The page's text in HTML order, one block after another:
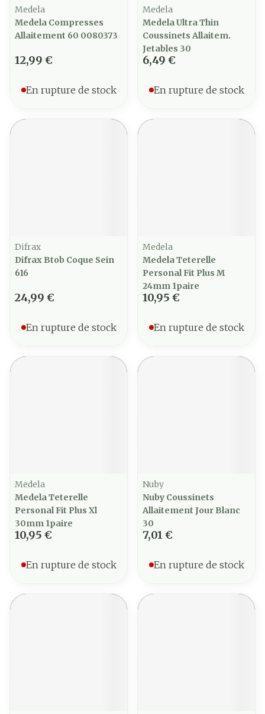
Medela
Medela Compresses
Allaitement 60 0080373
12,99 €
En rupture de stock
Medela
Medela Ultra Thin
Coussinets Allaitem.
Jetables 30
6,49 €
En rupture de stock
Difrax
Difrax Btob Coque Sein
616
24,99 €
En rupture de stock
Medela
Medela Teterelle
Personal Fit Plus M
24mm 1paire
10,95 €
En rupture de stock
Medela
Medela Teterelle
Personal Fit Plus Xl
30mm 1paire
10,95 €
En rupture de stock
Nuby
Nuby Coussinets
Allaitement Jour Blanc
30
7,01 €
En rupture de stock